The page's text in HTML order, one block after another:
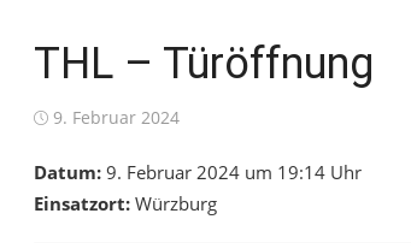
THL – Türöffnung
Posted
9. Februar 2024
Datum: 9. Februar 2024 um 19:14 Uhr
Einsatzort: Würzburg